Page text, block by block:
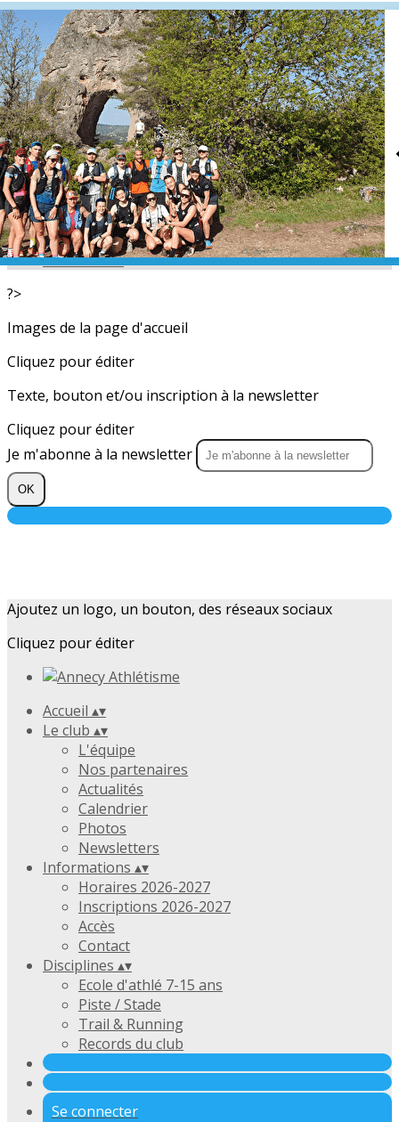
Exporter les lignes sélectionnées
Exporter toutes les colonnes
Exporter uniquement les colonnes affichées
Menu
<
>
L'équipe
Nos partenaires
Actualités
Calendrier
Photos
Newsletters
?>
Images de la page d'accueil
Cliquez pour éditer
Texte, bouton et/ou inscription à la newsletter
Cliquez pour éditer
Je m'abonne à la newsletter
OK
Ajoutez un logo, un bouton, des réseaux sociaux
Cliquez pour éditer
Accueil ▴▾
Le club ▴▾
L'équipe
Nos partenaires
Actualités
Calendrier
Photos
Newsletters
Informations ▴▾
Horaires 2026-2027
Inscriptions 2026-2027
Accès
Contact
Disciplines ▴▾
Ecole d'athlé 7-15 ans
Piste / Stade
Trail & Running
Records du club
Se connecter